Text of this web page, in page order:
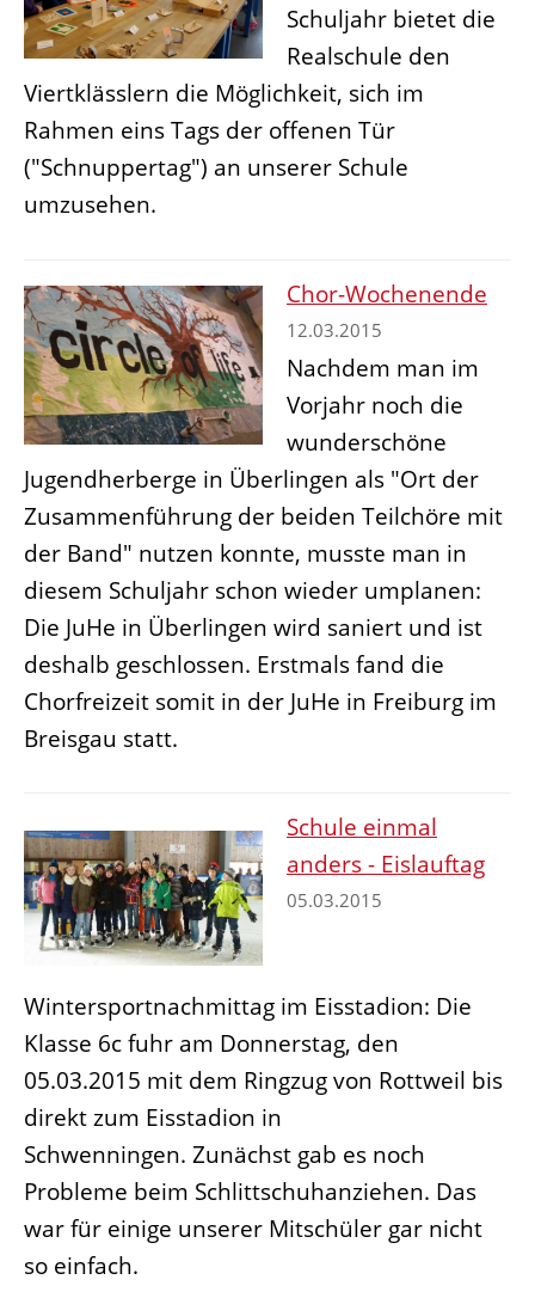
Schuljahr bietet die
Realschule den
Viertklässlern die Möglichkeit, sich im
Rahmen eins Tags der offenen Tür
("Schnuppertag") an unserer Schule
umzusehen.
Chor-Wochenende
12.03.2015
Nachdem man im
Vorjahr noch die
wunderschöne
Jugendherberge in Überlingen als "Ort der
Zusammenführung der beiden Teilchöre mit
der Band" nutzen konnte, musste man in
diesem Schuljahr schon wieder umplanen:
Die JuHe in Überlingen wird saniert und ist
deshalb geschlossen. Erstmals fand die
Chorfreizeit somit in der JuHe in Freiburg im
Breisgau statt.
Schule einmal
anders - Eislauftag
05.03.2015
Wintersportnachmittag im Eisstadion: Die
Klasse 6c fuhr am Donnerstag, den
05.03.2015 mit dem Ringzug von Rottweil bis
direkt zum Eisstadion in
Schwenningen. Zunächst gab es noch
Probleme beim Schlittschuhanziehen. Das
war für einige unserer Mitschüler gar nicht
so einfach.